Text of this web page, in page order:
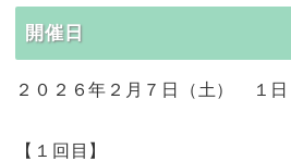
開催日
２０２６年２月７日（土） １日
【１回目】